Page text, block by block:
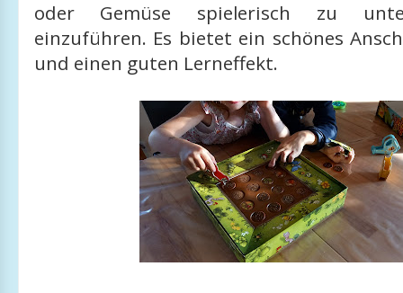
oder Gemüse spielerisch zu
einzuführen. Es bietet ein schönes
und einen guten Lerneffekt.